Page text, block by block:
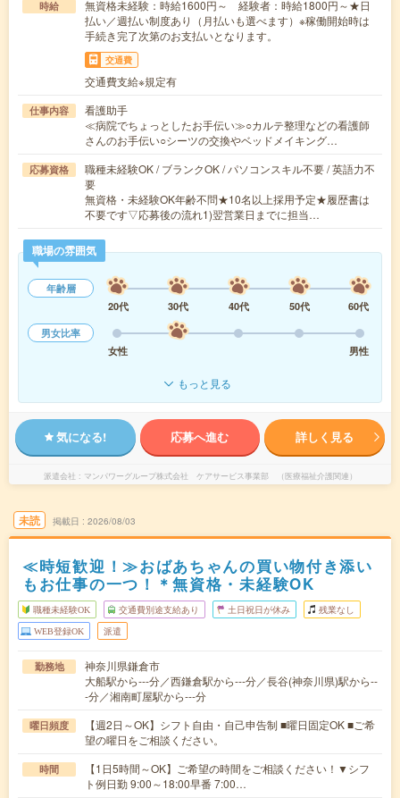
時給
無資格未経験：時給1600円～ 経験者：時給1800円～★日
払い／週払い制度あり（月払いも選べます）※稼働開始時は
手続き完了次第のお支払いとなります。
交通費
交通費支給※規定有
仕事内容
看護助手
≪病院でちょっとしたお手伝い≫○カルテ整理などの看護師
さんのお手伝い○シーツの交換やベッドメイキング…
応募資格
職種未経験OK / ブランクOK / パソコンスキル不要 / 英語力不
要
無資格・未経験OK年齢不問★10名以上採用予定★履歴書は
不要です▽応募後の流れ1)翌営業日までに担当…
職場の雰囲気
年齢層
20代
30代 40代 50代
60代
男女比率
女性
男性
もっと見る
気になる! 応募へ進む 詳しく見る
派遣会社 マンパワーグループ株式会社 ケアサービス事業部 （医療福祉介護関連）
未読 掲載日 2026/08/03
≪時短歓迎！≫おばあちゃんの買い物付き添い
もお仕事の一つ！＊無資格・未経験OK
職種未経験OK 交通費別途支給あり 土日祝日が休み 残業なし
WEB登録OK 派遣
勤務地
神奈川県鎌倉市
大船駅から---分／西鎌倉駅から---分／長谷(神奈川県)駅から--
-分／湘南町屋駅から---分
曜日頻度
【週2日～OK】シフト自由・自己申告制 ■曜日固定OK ■ご希
望の曜日をご相談ください。
時間
【1日5時間～OK】ご希望の時間をご相談ください！▼シフ
ト例日勤 9:00～18:00早番 7:00…